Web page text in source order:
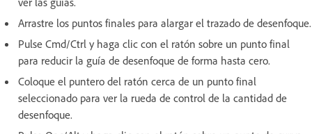
Arrastre los puntos finales para alargar el trazado de desenfoque.
Pulse Cmd/Ctrl y haga clic con el ratón sobre un punto final
para reducir la guía de desenfoque de forma hasta cero.
Coloque el puntero del ratón cerca de un punto final
seleccionado para ver la rueda de control de la cantidad de
desenfoque.